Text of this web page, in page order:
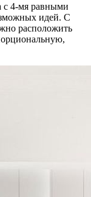
с 4-мя равными
идей. С
расположить